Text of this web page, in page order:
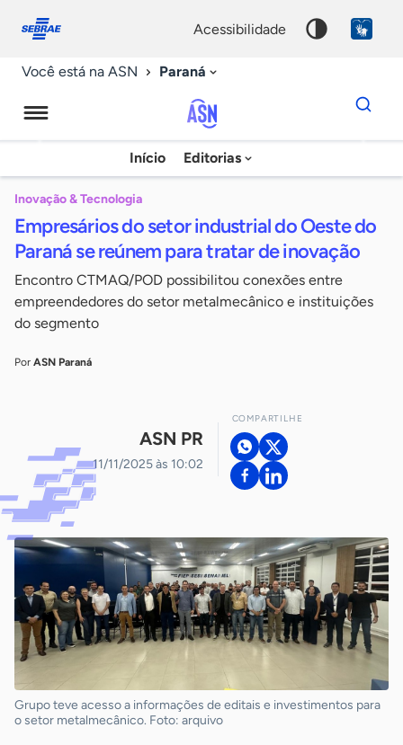
conosco
acessibilidade
Você está na ASN Paraná
Agência
Sebrae
Notícias
Início Editorias
Dados
para
chave
Inovação & Tecnologia
Empresários do setor industrial do Oeste do
Paraná se reúnem para tratar de inovação
Encontro CTMAQ/POD possibilitou conexões entre
empreendedores do setor metalmecânico e instituições
do segmento
Por ASN Paraná
ASN PR
11/11/2025 às 10:02
COMPARTILHE
Grupo teve acesso a informações de editais e investimentos para
o setor metalmecânico. Foto: arquivo